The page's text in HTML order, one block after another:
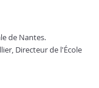
de Nantes.
Directeur de l'École